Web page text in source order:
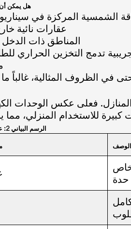
هل يمكن
عقارات نائية
المناطق ذات الدخل
تدمج التخزين الحراري
فعلى عكس الوحدات
الرسم البياني 2: عوائق التكلفة والنشر الرئيسية لأنظمة الطاقة الشمسية المركزة السكنية
الوصف